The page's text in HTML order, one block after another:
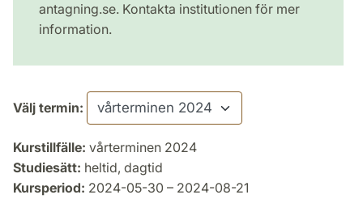
antagning.se. Kontakta institutionen för mer
information.
Välj termin:
Kurstillfälle: vårterminen 2024
Studiesätt: heltid, dagtid
Kursperiod: 2024-05-30 – 2024-08-21